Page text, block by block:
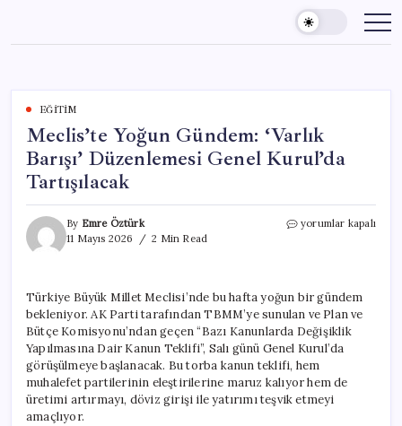
content
EĞITIM
Meclis’te Yoğun Gündem: ‘Varlık
Barışı’ Düzenlemesi Genel Kurul’da
Tartışılacak
By Emre Öztürk
11 Mayıs 2026
2 Min Read
Meclis’te
Düzenlemesi
Genel
Kurul’da
Tartışılacak
yorumlar kapalı
Türkiye Büyük Millet Meclisi’nde bu hafta yoğun bir gündem
bekleniyor. AK Parti tarafından TBMM’ye sunulan ve Plan ve
Bütçe Komisyonu’ndan geçen “Bazı Kanunlarda Değişiklik
Yapılmasına Dair Kanun Teklifi”, Salı günü Genel Kurul’da
görüşülmeye başlanacak. Bu torba kanun teklifi, hem
muhalefet partilerinin eleştirilerine maruz kalıyor hem de
üretimi artırmayı, döviz girişi ile yatırımı teşvik etmeyi
amaçlıyor.